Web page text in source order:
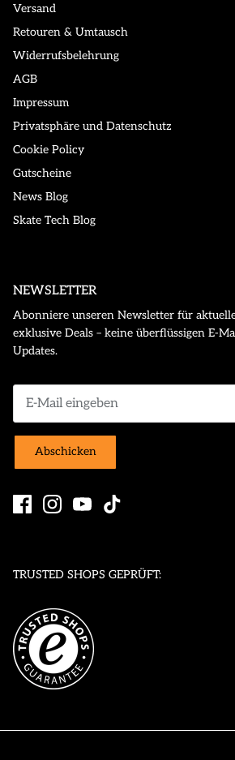
Versand
Retouren & Umtausch
Widerrufsbelehrung
AGB
Impressum
Privatsphäre und Datenschutz
Cookie Policy
Gutscheine
News Blog
Skate Tech Blog
NEWSLETTER
Abonniere unseren Newsletter für
exklusive Deals – keine überflüssigen E-
Updates.
Abschicken
TRUSTED SHOPS GEPRÜFT: